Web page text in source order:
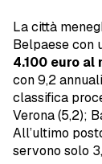
La città
Belpaese con
4.100 euro al
con 9,2
classifica
Verona (5,2);
All’ultimo
servono solo